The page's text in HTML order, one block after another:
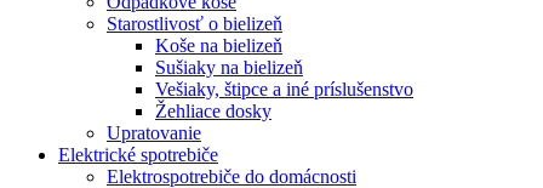
Starostlivosť o bielizeň
Koše na bielizeň
Sušiaky na bielizeň
Vešiaky, štipce a iné príslušenstvo
Žehliace dosky
Upratovanie
Elektrické spotrebiče
Elektrospotrebiče do domácnosti